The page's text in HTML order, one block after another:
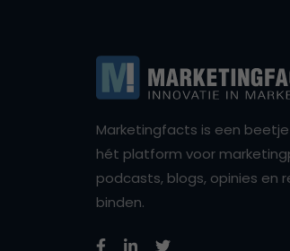
Marketingfacts is een
hét platform voor
podcasts, blogs, opinies en
binden.